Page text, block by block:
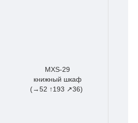
MXS-29
книжный шкаф
(→52 ↑193 ↗36)